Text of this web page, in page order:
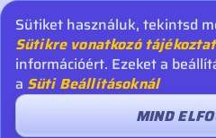
Sütiket használuk, tekintsd
Sütikre vonatkozó
információért. Ezeket a
a Süti Beállításoknál
MIND